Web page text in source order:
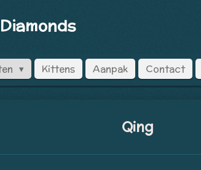
Kittens Aanpak Contact
Qing